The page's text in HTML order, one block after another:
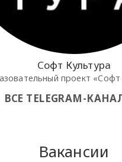
Софт Культура
проект «Софт
ВСЕ TELEGRAM-
Вакансии